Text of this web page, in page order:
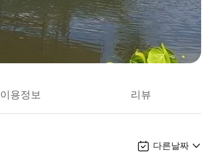
이용정보 리뷰
다른날짜